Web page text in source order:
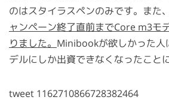
のはスタイラスペンのみです。また、
ャンペーン終了直前までCore m3モ
りました。 Minibookが欲しかった人
デルにしか出資できなくなったこと
tweet 1162710866728382464